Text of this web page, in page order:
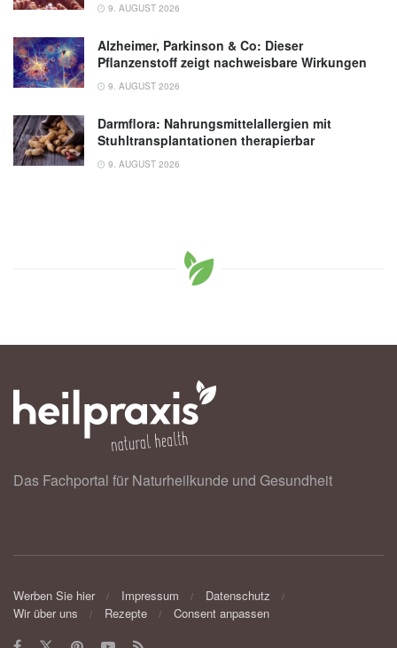
9. AUGUST 2026
Alzheimer, Parkinson & Co: Dieser
Pflanzenstoff zeigt nachweisbare Wirkungen
9. AUGUST 2026
Darmflora: Nahrungsmittelallergien mit
Stuhltransplantationen therapierbar
9. AUGUST 2026
Das Fachportal für Naturheilkunde und Gesundheit
Werben Sie hier Impressum
Datenschutz
Wir über uns
Rezepte Consent anpassen